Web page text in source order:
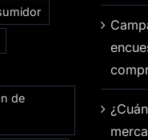
de